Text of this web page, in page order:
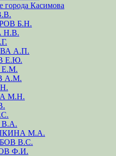
города Касимова
Б.Н.
Н.В.
А.П.
Е.Ю.
Е.М.
А.М.
М.Н.
М.А.
В.С.
Ф.И.